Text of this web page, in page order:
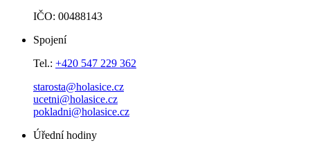
IČO: 00488143
Spojení
Tel.: +420 547 229 362
starosta@holasice.cz
ucetni@holasice.cz
pokladni@holasice.cz
Úřední hodiny